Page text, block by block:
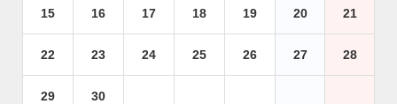
15 16 17 18 19 20 21
22 23 24 25 26 27 28
29 30